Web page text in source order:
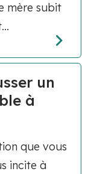
mère subit
un
à
que vous
incite à